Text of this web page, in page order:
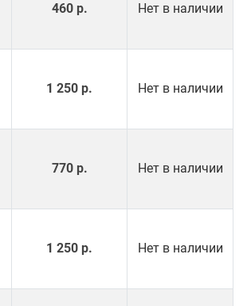
460 р. Нет в наличии
1 250 р. Нет в наличии
770 р. Нет в наличии
1 250 р. Нет в наличии